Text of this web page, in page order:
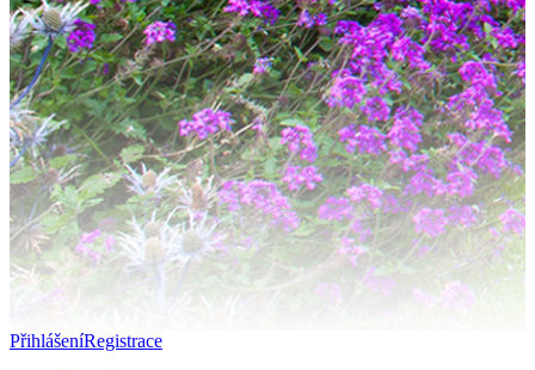
PřihlášeníRegistrace